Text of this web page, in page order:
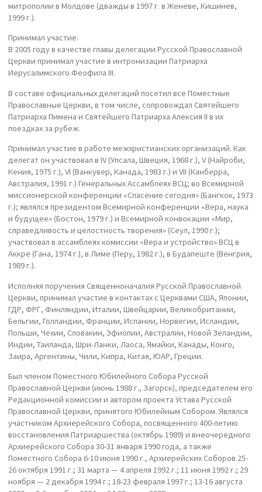
митрополии в Молдове (дважды в 1997 г. в Женеве, Кишинев,
1999 г.).
Принимал участие:
В 2005 году в качестве главы делегации Русской Православной
Церкви принимал участие в интронизации Патриарха
Иерусалимского Феофила III.
В составе официальных делегаций посетил все Поместные
Православные Церкви, в том числе, сопровождал Святейшего
Патриарха Пимена и Святейшего Патриарха Алексия II в их
поездках за рубеж.
Принимал участие в работе межхристианских организаций. Как
делегат он участвовал в IV (Упсала, Швеция, 1968 г.), V (Найроби,
Кения, 1975 г.), VI (Ванкувер, Канада, 1983 г.) и VII (Канберра,
Австралия, 1991 г.) Генеральных Ассамблеях ВСЦ; во Всемирной
миссионерской конференции «Спасение сегодня» (Бангкок, 1973
г.); являлся президентом Всемирной конференции «Вера, наука
и будущее» (Бостон, 1979 г.) и Всемирной конвокации «Мир,
справедливость и целостность творения» (Сеул, 1990 г.);
участвовал в ассамблеях комиссии «Вера и устройство» ВСЦ в
Аккре (Гана, 1974 г.), в Лиме (Перу, 1982 г.), в Будапеште (Венгрия,
1989 г.).
Исполняя поручения Священноначалия Русской Православной
Церкви, принимал участие в контактах с Церквами США, Японии,
ГДР, ФРГ, Финляндии, Италии, Швейцарии, Великобритании,
Бельгии, Голландии, Франции, Испании, Норвегии, Исландии,
Польши, Чехии, Словакии, Эфиопии, Австралии, Новой Зеландии,
Индии, Таиланда, Шри-Ланки, Лаоса, Ямайки, Канады, Конго,
Заира, Аргентины, Чили, Кипра, Китая, ЮАР, Греции.
Был членом Поместного Юбилейного Собора Русской
Православной Церкви (июнь 1988 г., Загорск), председателем его
Редакционной комиссии и автором проекта Устава Русской
Православной Церкви, принятого Юбилейным Собором. Являлся
участником Архиерейского Собора, посвященного 400-летию
восстановления Патриаршества (октябрь 1989) и внеочередного
Архиерейского Собора 30-31 января 1990 года, а также
Поместного Собора 6-10 июня 1990 г., Архиерейских Соборов 25-
26 октября 1991 г.; 31 марта — 4 апреля 1992 г.; 11 июня 1992 г.; 29
ноября — 2 декабря 1994 г.; 18-23 февраля 1997 г.; 13-16 августа